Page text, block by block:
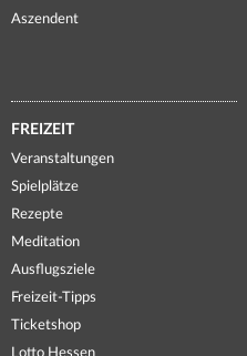
Aszendent
FREIZEIT
Veranstaltungen
Spielplätze
Rezepte
Meditation
Ausflugsziele
Freizeit-Tipps
Ticketshop
Lotto Hessen